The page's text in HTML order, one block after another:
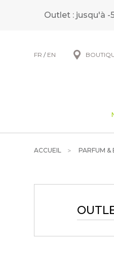
Outlet : jusqu'à
FR / EN
ACCUEIL PARFUM &